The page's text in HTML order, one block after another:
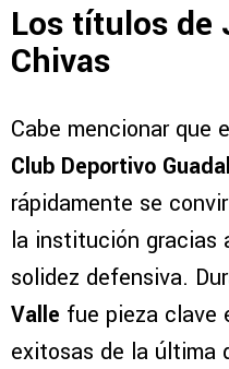
Los títulos de
Chivas
Cabe mencionar que
Club Deportivo
rápidamente se
la institución gracias
solidez defensiva.
Valle fue pieza clave
exitosas de la última